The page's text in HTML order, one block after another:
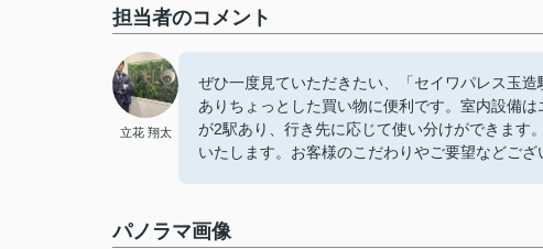
担当者のコメント
立花 翔太
ぜひ一度見ていただきたい、「セイワパレス玉
ありちょっとした買い物に便利です。室内設備
が2駅あり、行き先に応じて使い分けができます
いたします。お客様のこだわりやご要望などご
パノラマ画像